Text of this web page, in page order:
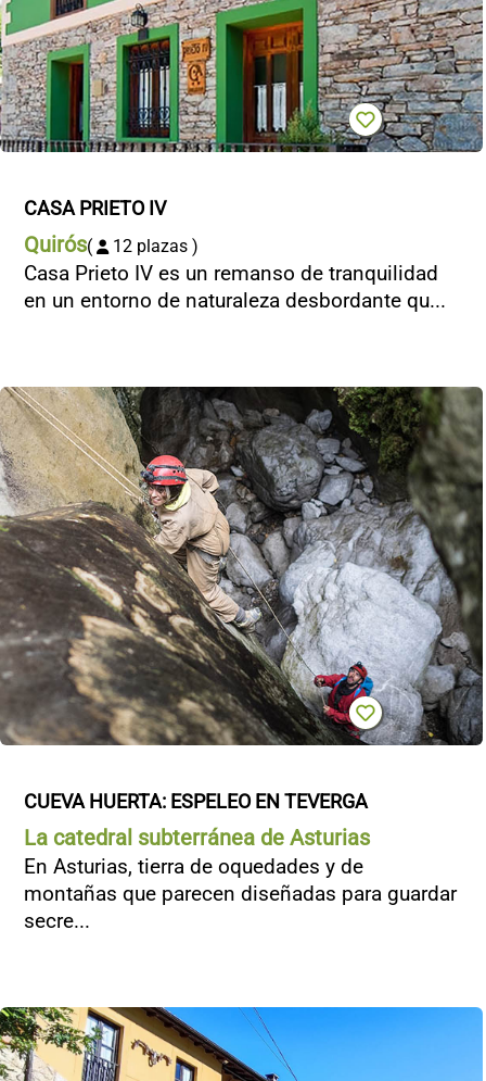
CASA PRIETO IV
Quirós( 12 plazas )
Casa Prieto IV es un remanso de tranquilidad
en un entorno de naturaleza desbordante qu...
CUEVA HUERTA: ESPELEO EN TEVERGA
La catedral subterránea de Asturias
En Asturias, tierra de oquedades y de
montañas que parecen diseñadas para guardar
secre...